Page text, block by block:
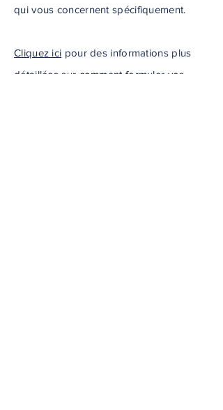
qui vous concernent spécifiquement.
Cliquez ici pour des informations plus
détaillées sur comment formuler vos